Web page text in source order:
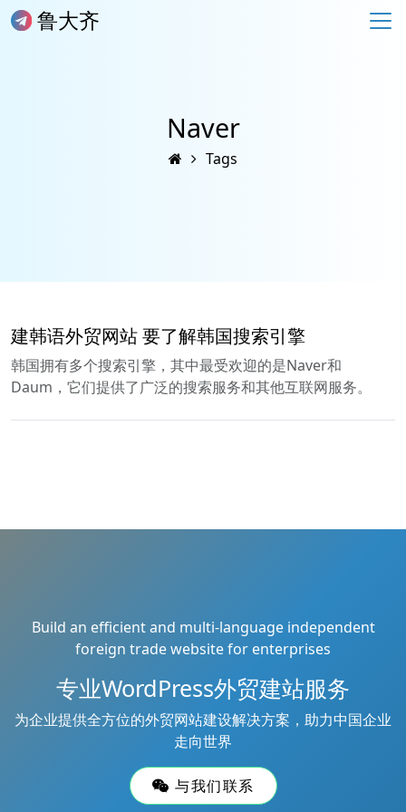
鲁大齐
Naver
Tags
建韩语外贸网站 要了解韩国搜索引擎
韩国拥有多个搜索引擎，其中最受欢迎的是‌‌Naver‌和‌‌
Daum‌，它们提供了广泛的搜索服务和其他互联网服务。
Build an efficient and multi-language independent
foreign trade website for enterprises
专业WordPress外贸建站服务
为企业提供全方位的外贸网站建设解决方案，助力中国企业
走向世界
与我们联系